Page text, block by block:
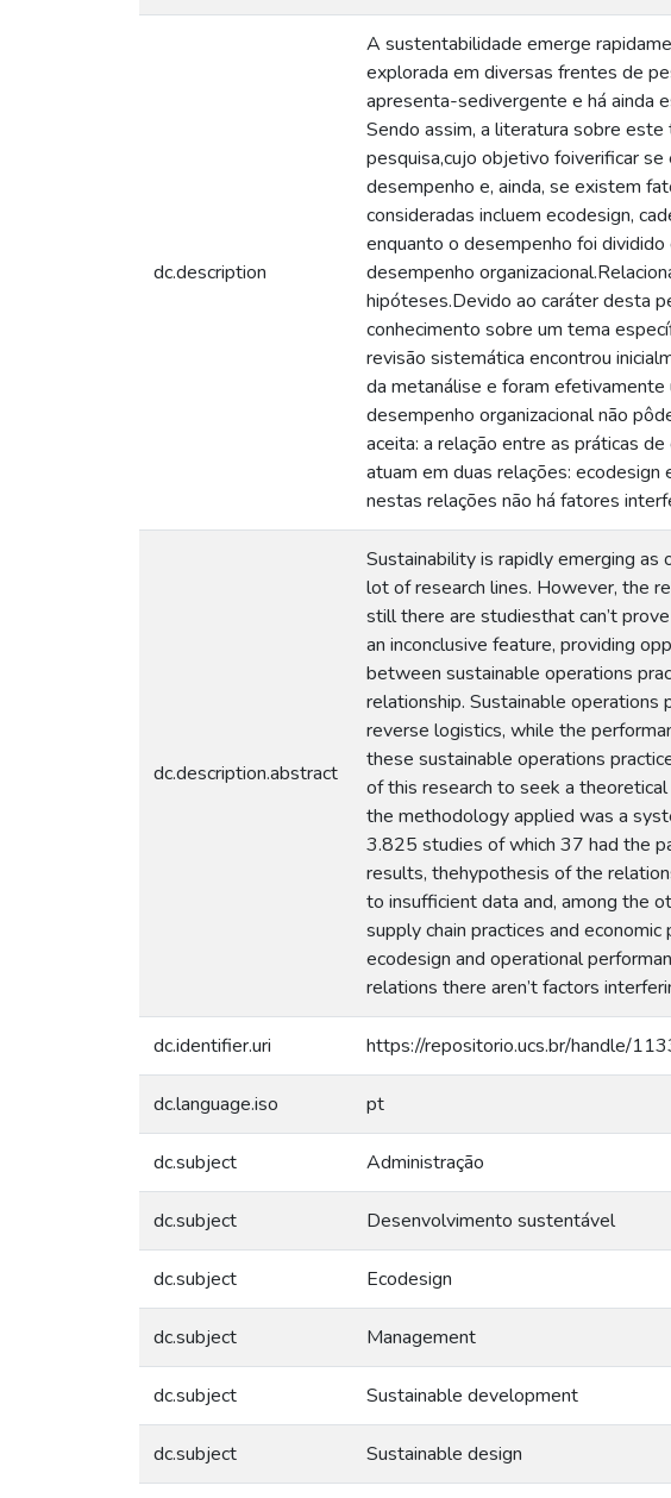
dc.description
A sustentabilidade emerge
explorada em diversas frentes de
apresenta-sedivergente e há ainda
Sendo assim, a literatura sobre
pesquisa,cujo objetivo foiverificar
desempenho e, ainda, se existem
consideradas incluem ecodesign,
enquanto o desempenho foi
desempenho
hipóteses.Devido ao caráter desta
conhecimento sobre um tema
revisão sistemática encontrou
da metanálise e foram
desempenho organizacional não
aceita: a relação entre as práticas
atuam em duas relações:
nestas relações não há fatores
dc.description.abstract
Sustainability is rapidly emerging
lot of research lines. However, the
still there are studiesthat can’t
an inconclusive feature, providing
between sustainable operations
relationship. Sustainable operations
reverse logistics, while the
these sustainable operations
of this research to seek a
the methodology applied was a
3.825 studies of which 37 had the
results, thehypothesis of the
to insufficient data and, among the
supply chain practices and
ecodesign and operational
relations there aren’t factors
dc.identifier.uri https://repositorio.ucs.br/handle/
dc.language.iso pt
dc.subject Administração
dc.subject Desenvolvimento sustentável
dc.subject Ecodesign
dc.subject Management
dc.subject Sustainable development
dc.subject Sustainable design